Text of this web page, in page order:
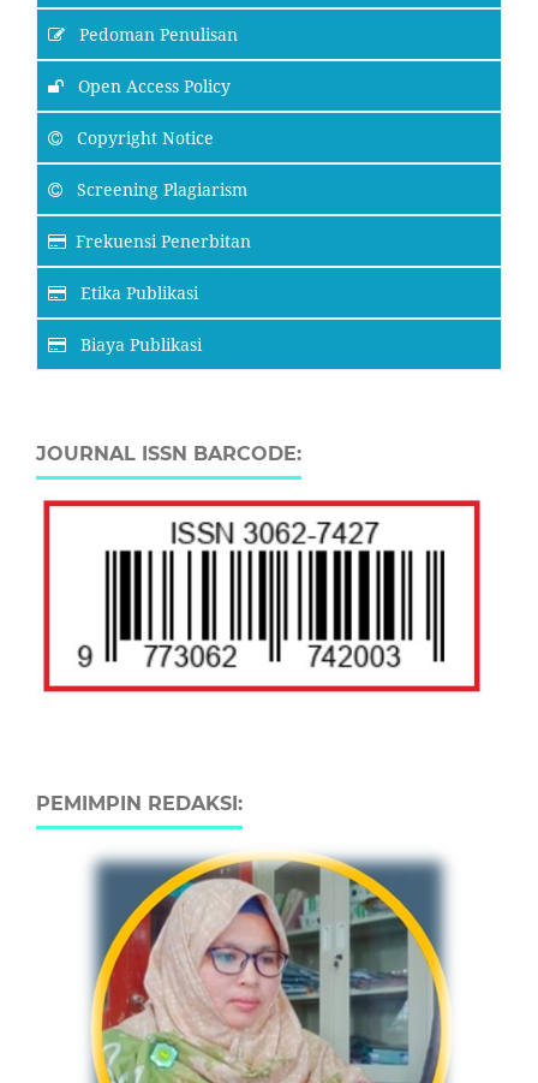
Pedoman Penulisan
Open Access Policy
Copyright Notice
Screening Plagiarism
Frekuensi Penerbitan
Etika Publikasi
Biaya Publikasi
JOURNAL ISSN BARCODE:
PEMIMPIN REDAKSI: